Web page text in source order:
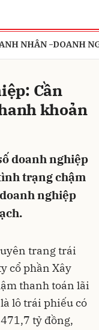
NHÂN -DOANH
Cần
khoản
doanh nghiệp
trạng chậm
nghiệp
trang trái
cổ phần Xây
thanh toán lãi
lô trái phiếu có
tỷ đồng,
Hủy Gửi